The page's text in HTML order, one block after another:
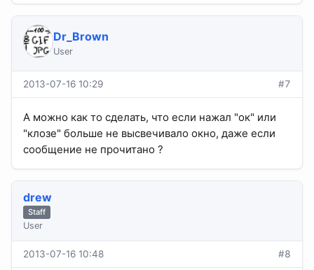
Dr_Brown
User
2013-07-16 10:29 #7
А можно как то сделать, что если нажал "ок" или
"клозе" больше не высвечивало окно, даже если
сообщение не прочитано ?
drew
Staff
User
2013-07-16 10:48 #8